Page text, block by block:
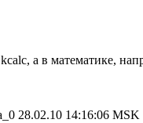
а в математике,
28.02.10 14:16:06 MSK